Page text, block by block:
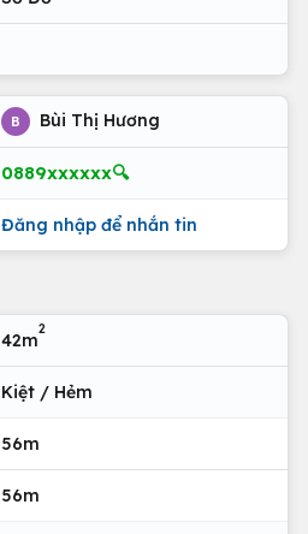
B Bùi Thị Hương
0889xxxxxx🔍
Đăng nhập để nhắn tin
42m
2
Kiệt / Hẻm
56m
56m